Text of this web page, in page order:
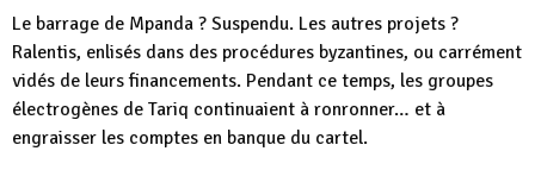
Le barrage de Mpanda ? Suspendu. Les autres projets ?
Ralentis, enlisés dans des procédures byzantines, ou carrément
vidés de leurs financements. Pendant ce temps, les groupes
électrogènes de Tariq continuaient à ronronner… et à
engraisser les comptes en banque du cartel.